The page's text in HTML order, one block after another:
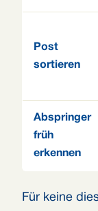
Post
sortieren
Abspringer
früh
erkennen
Für keine